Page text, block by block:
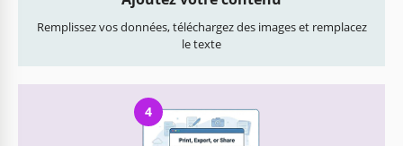
Remplissez vos données, téléchargez des images et remplacez
le texte
4